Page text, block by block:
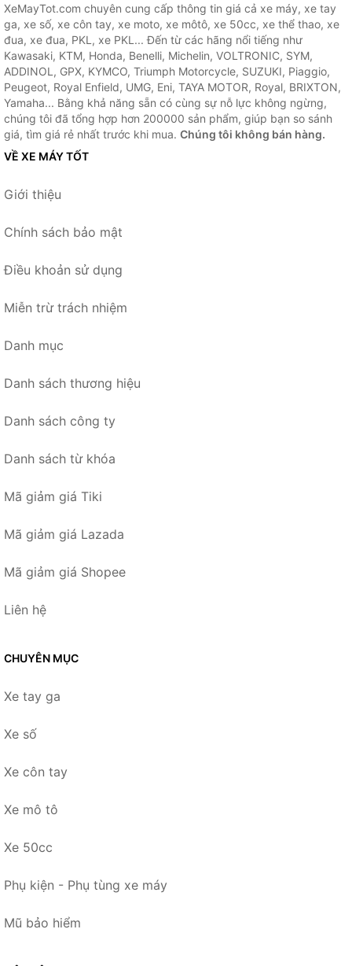
XeMayTot.com chuyên cung cấp thông tin giá cả xe máy, xe tay
ga, xe số, xe côn tay, xe moto, xe môtô, xe 50cc, xe thể thao, xe
đua, xe đua, PKL, xe PKL... Đến từ các hãng nổi tiếng như
Kawasaki, KTM, Honda, Benelli, Michelin, VOLTRONIC, SYM,
ADDINOL, GPX, KYMCO, Triumph Motorcycle, SUZUKI, Piaggio,
Peugeot, Royal Enfield, UMG, Eni, TAYA MOTOR, Royal, BRIXTON,
Yamaha... Bằng khả năng sẵn có cùng sự nỗ lực không ngừng,
chúng tôi đã tổng hợp hơn 200000 sản phẩm, giúp bạn so sánh
giá, tìm giá rẻ nhất trước khi mua. Chúng tôi không bán hàng.
VỀ XE MÁY TỐT
Giới thiệu
Chính sách bảo mật
Điều khoản sử dụng
Miễn trừ trách nhiệm
Danh mục
Danh sách thương hiệu
Danh sách công ty
Danh sách từ khóa
Mã giảm giá Tiki
Mã giảm giá Lazada
Mã giảm giá Shopee
Liên hệ
CHUYÊN MỤC
Xe tay ga
Xe số
Xe côn tay
Xe mô tô
Xe 50cc
Phụ kiện - Phụ tùng xe máy
Mũ bảo hiểm